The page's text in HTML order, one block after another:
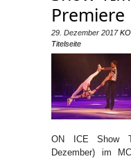
Premiere
29. Dezember 2017 KO
Titelseite
ON ICE Show
Dezember) im